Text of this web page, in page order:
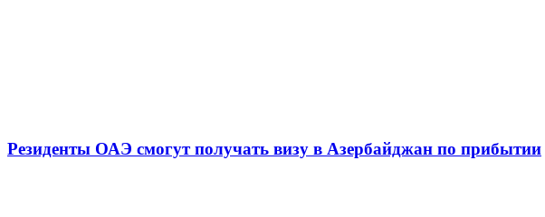
Резиденты ОАЭ смогут получать визу в Азербайджан по прибытии